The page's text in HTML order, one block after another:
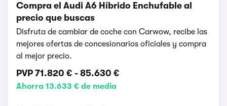
Compra el Audi A6 Híbrido Enchufable al
precio que buscas
Disfruta de cambiar de coche con Carwow, recibe las
mejores ofertas de concesionarios oficiales y compra
al mejor precio.
PVP 71.820 € - 85.630 €
Ahorra 13.633 € de media